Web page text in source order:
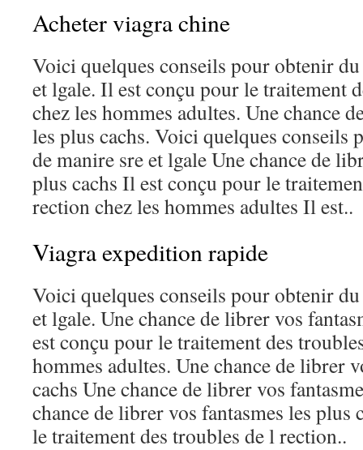
Acheter viagra chine
Voici quelques conseils pour obtenir
et lgale. Il est conçu pour le traitement
chez les hommes adultes. Une chance
les plus cachs. Voici quelques conseils
de manire sre et lgale Une chance de
plus cachs Il est conçu pour le
rection chez les hommes adultes Il est..
Viagra expedition rapide
Voici quelques conseils pour obtenir
et lgale. Une chance de librer vos
est conçu pour le traitement des
hommes adultes. Une chance de librer
cachs Une chance de librer vos
chance de librer vos fantasmes les plus
le traitement des troubles de l rection..